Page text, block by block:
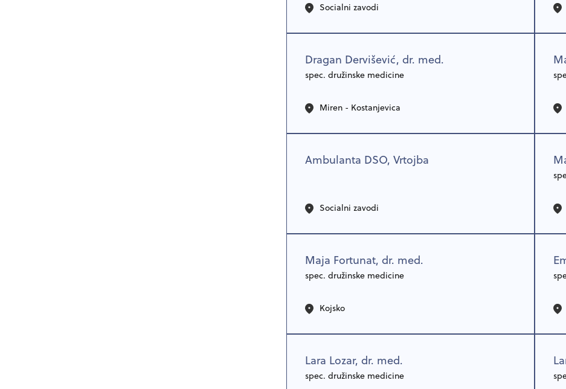
Socialni zavodi
Dragan Dervišević, dr. med.
spec. družinske medicine
Miren - Kostanjevica
Ambulanta DSO, Vrtojba
Socialni zavodi
Maja Fortunat, dr. med.
spec. družinske medicine
Kojsko
Lara Lozar, dr. med.
spec. družinske medicine